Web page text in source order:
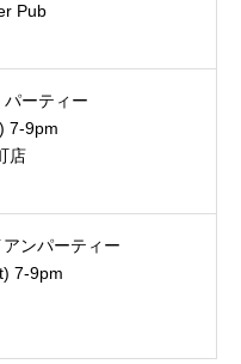
Pub
ーティー
7-9pm
店
ンパーティー
7-9pm